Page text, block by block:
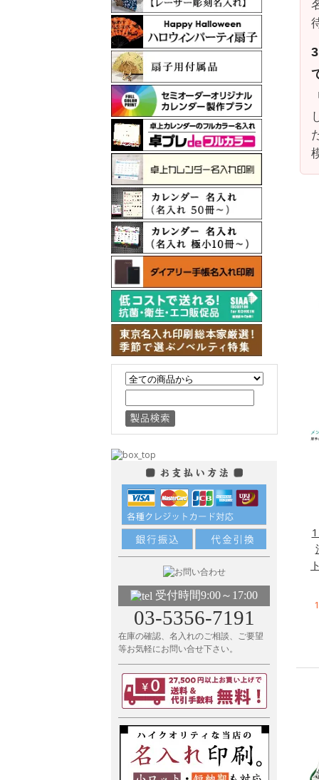
受付時間9:00～17:00
03-5356-7191
在庫の確認、名入れのご相談、ご要望
等お気軽にお問い合せ下さい。